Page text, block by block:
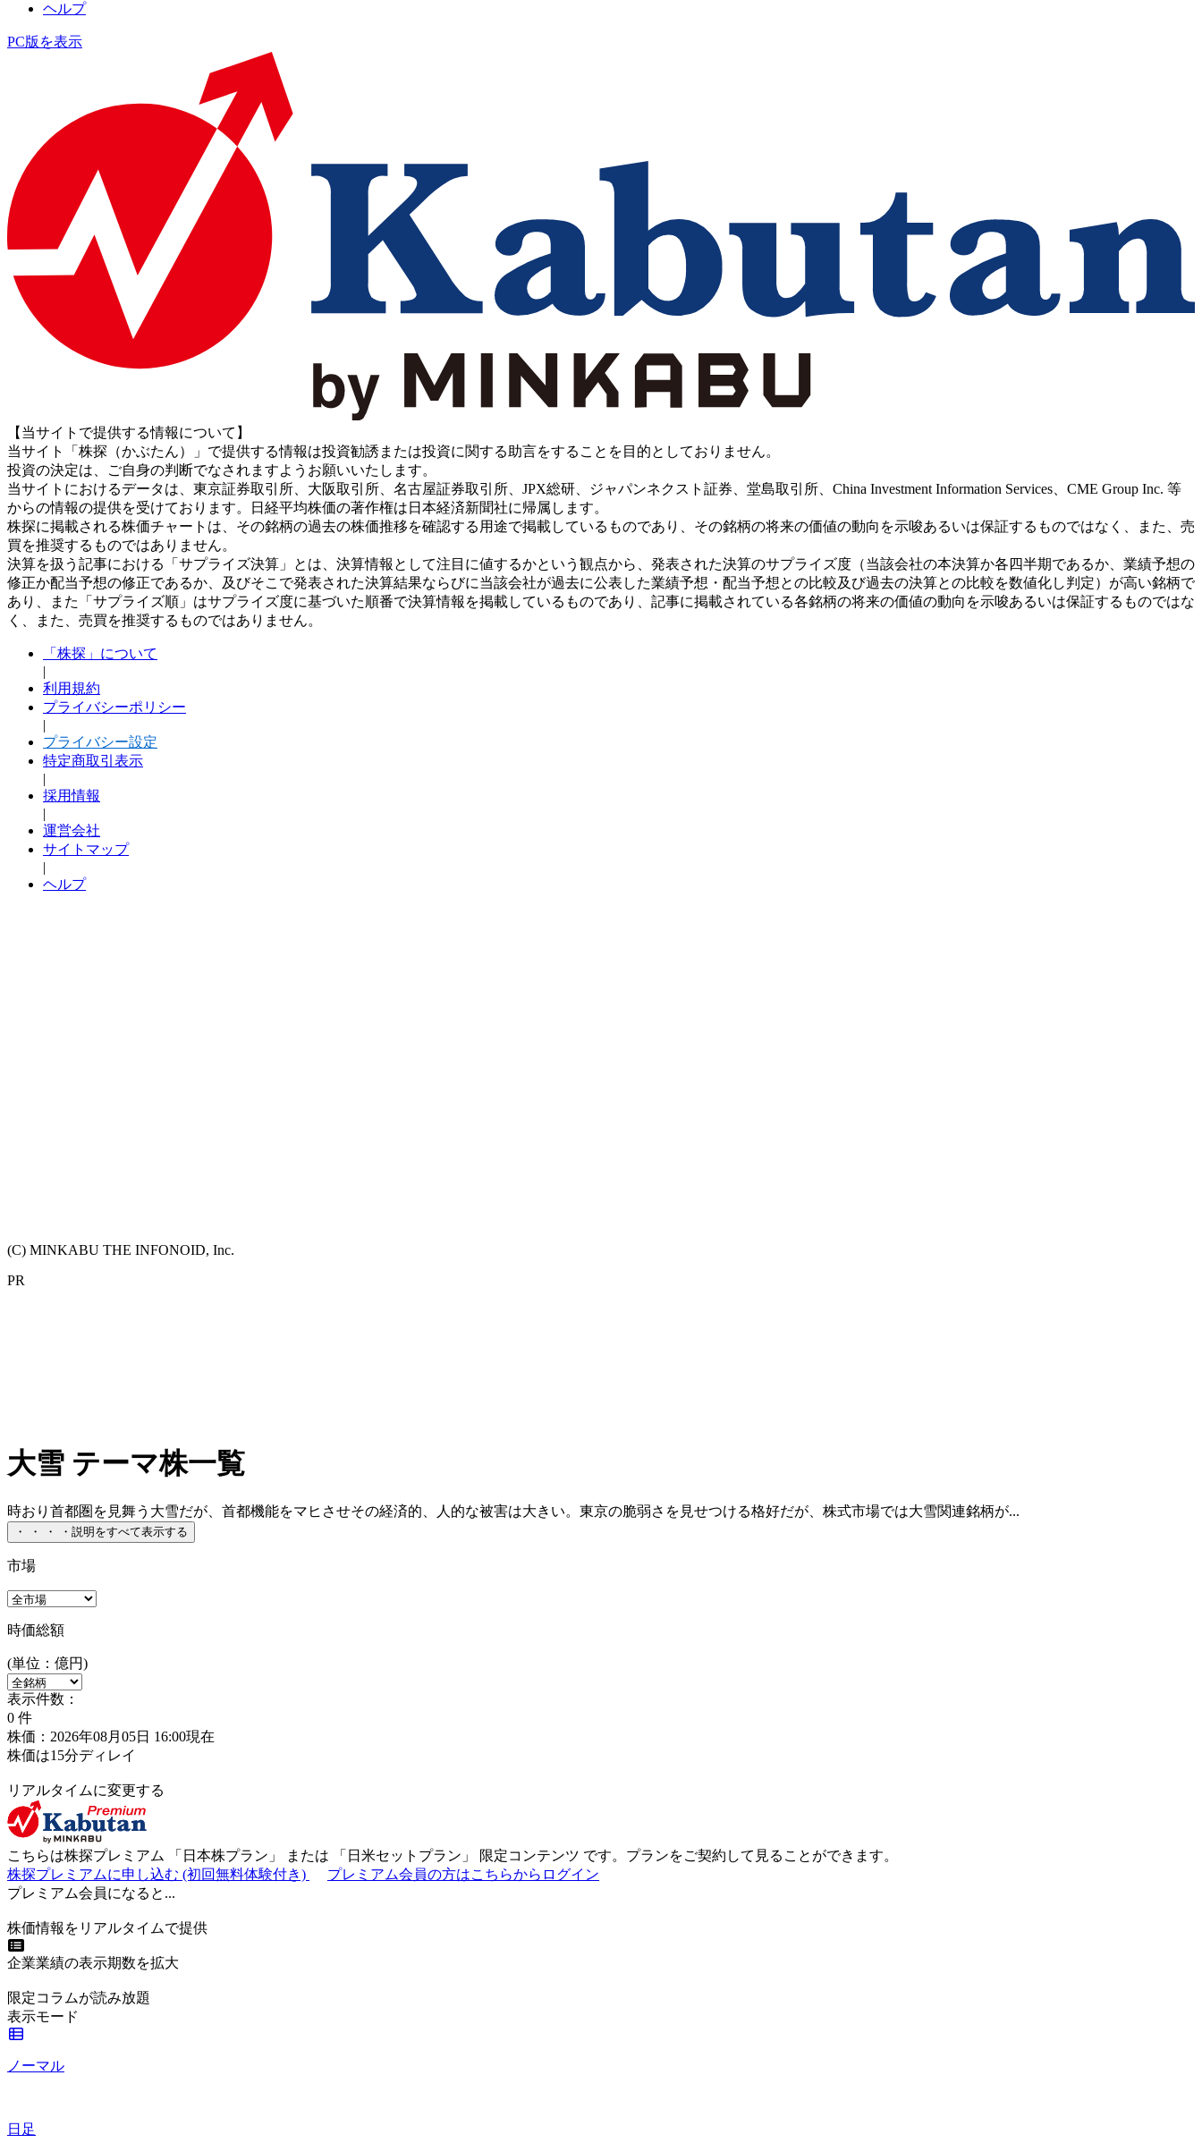
ヘルプ
PC版を表示
【当サイトで提供する情報について】
当サイト「株探（かぶたん）」で提供する情報は投資勧誘または投資に関する助言をすることを目的としておりません。
投資の決定は、ご自身の判断でなされますようお願いいたします。
当サイトにおけるデータは、東京証券取引所、大阪取引所、名古屋証券取引所、JPX総研、ジャパンネクスト証券、堂島取引所、China Investment Information Services、CME Group Inc. 等
からの情報の提供を受けております。日経平均株価の著作権は日本経済新聞社に帰属します。
株探に掲載される株価チャートは、その銘柄の過去の株価推移を確認する用途で掲載しているものであり、その銘柄の将来の価値の動向を示唆あるいは保証するものではなく、また、売
買を推奨するものではありません。
決算を扱う記事における「サプライズ決算」とは、決算情報として注目に値するかという観点から、発表された決算のサプライズ度（当該会社の本決算か各四半期であるか、業績予想の
修正か配当予想の修正であるか、及びそこで発表された決算結果ならびに当該会社が過去に公表した業績予想・配当予想との比較及び過去の決算との比較を数値化し判定）が高い銘柄で
あり、また「サプライズ順」はサプライズ度に基づいた順番で決算情報を掲載しているものであり、記事に掲載されている各銘柄の将来の価値の動向を示唆あるいは保証するものではな
く、また、売買を推奨するものではありません。
「株探」について
|
利用規約
プライバシーポリシー
|
プライバシー設定
特定商取引表示
|
採用情報
|
運営会社
サイトマップ
|
ヘルプ
(C) MINKABU THE INFONOID, Inc.
PR
大雪 テーマ株一覧
時おり首都圏を見舞う大雪だが、首都機能をマヒさせその経済的、人的な被害は大きい。東京の脆弱さを見せつける格好だが、株式市場では大雪関連銘柄が...
・ ・ ・ ・ 説明をすべて表示する
市場
時価総額
(単位：億円)
表示件数：
0 件
株価：2026年08月05日 16:00現在
株価は15分ディレイ
リアルタイムに変更する
こちらは株探プレミアム 「 日本株プラン 」 または 「 日米セットプラン 」 限定コンテンツ です。プランをご契約して見ることができます。
株探プレミアムに申し込む (初回無料体験付き)
プレミアム会員の方はこちらからログイン
プレミアム会員になると...
株価情報をリアルタイムで提供
企業業績の表示期数を拡大
限定コラムが読み放題
表示モード
ノーマル
日足